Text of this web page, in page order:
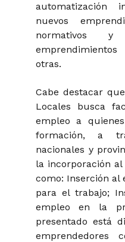
automatización
nuevos
normativos y
otras.
Cabe destacar
Locales busca
empleo a
formación, a
nacionales y
la incorporación
como: Inserción al
para el trabajo;
empleo en la
presentado está
emprendedores